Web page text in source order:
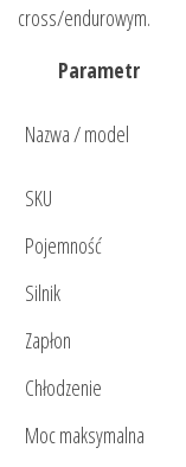
cross/endurowym.
Parametr
Nazwa / model
SKU
Pojemność
Silnik
Zapłon
Chłodzenie
Moc maksymalna